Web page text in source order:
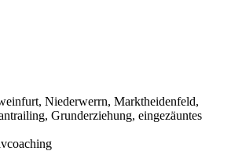
Niederwerrn, Marktheidenfeld,
Grunderziehung, eingezäuntes